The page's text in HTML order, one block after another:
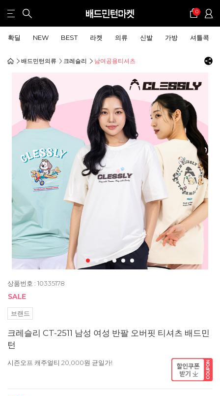
0
확딜 NEW BEST 라켓 의류 신발 가방 셔틀콕
배드민턴의류 크레슬리 남여공용티셔츠
상품번호 : 10335178
브랜드
크레슬리 CT-2511 남성 여성 반팔 오버핏 티셔츠 배드민
턴
시즌오프 캐주얼티 20,000원 균일가!